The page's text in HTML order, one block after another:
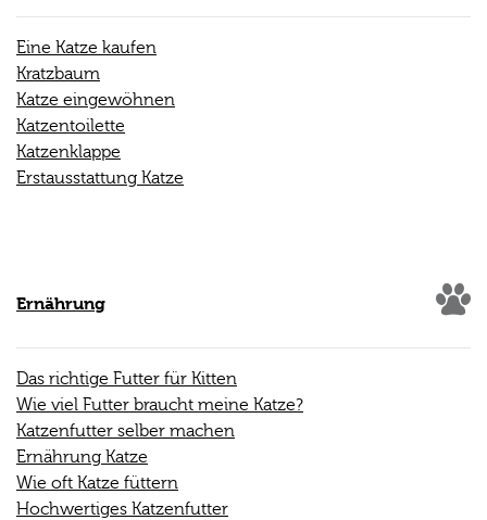
Eine Katze kaufen
Kratzbaum
Katze eingewöhnen
Katzentoilette
Katzenklappe
Erstausstattung Katze
Ernährung
Das richtige Futter für Kitten
Wie viel Futter braucht meine Katze?
Katzenfutter selber machen
Ernährung Katze
Wie oft Katze füttern
Hochwertiges Katzenfutter